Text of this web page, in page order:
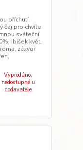
příchutí.
čaj pro chvíle
sváteční
ibišek květ,
zázvor
Vyprodáno,
nedostupné u
dodavatele